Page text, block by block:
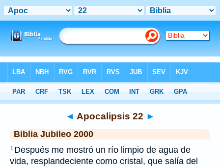
>JUB> Apocalipsis 22
◄ Apocalipsis 22 ►
Biblia Jubileo 2000
1 Después me mostró un río limpio de agua de
vida, resplandeciente como cristal, que salía del